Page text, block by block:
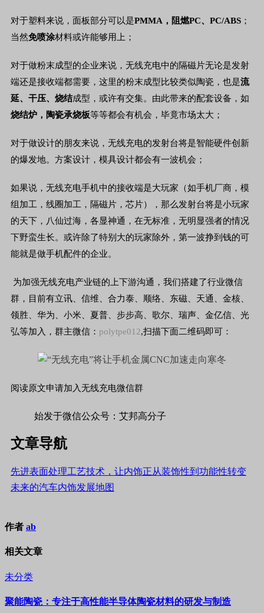
对于塑料来说，面板部分可以是PMMA ，阻燃PC、 PC/ABS ；
当然免喷涂材料或许能够用上；
对于做粉末成型的企业来说，无线充电中的隔磁片无论是发射
端还是接收端都需要，这里的粉末成型比较类似陶瓷，也是流
延、干压、烧结成型，或许有交集。由此带来的配套设备，如
烧结炉，陶瓷承烧板等等都会有机会，毕竟市场太大；
对于做设计的朋友来说，无线充电的发射台将是智能硬件创新
的爆发地。方案设计，模具设计都会有一波机会；
如果说，无线充电手机中的接收端是大玩家（如手机厂商，模
组加工，线圈加工，隔磁片，芯片），那么发射台将是小玩家
的天下，八仙过海，各显神通，在无标准，无明显强者的情况
下野蛮生长。或许除了特别大的玩家除外，第一波挣到钱的可
能就是做手机配件的企业。
为加强无线充电产业链的上下游沟通，我们搭建了行业微信
群，目前有立讯、信维、合力泰、顺络、东磁、天通、金核、
领胜、华为、小米、夏普、步步高、歌尔、瑞声、金亿信、光
弘等加入，群主微信： polytpe012,扫描下面二维码即可：
阅读原文申请加入无线充电微信群
始发于微信公众号：艾邦高分子
文章导航
先进表面处理工艺技术，让内饰正从装饰性到功能性转变
未来的汽车内饰发展地图
作者 ab
相关文章
未分类
聚能陶瓷：专注于高性能半导体陶瓷材料的研发与制造